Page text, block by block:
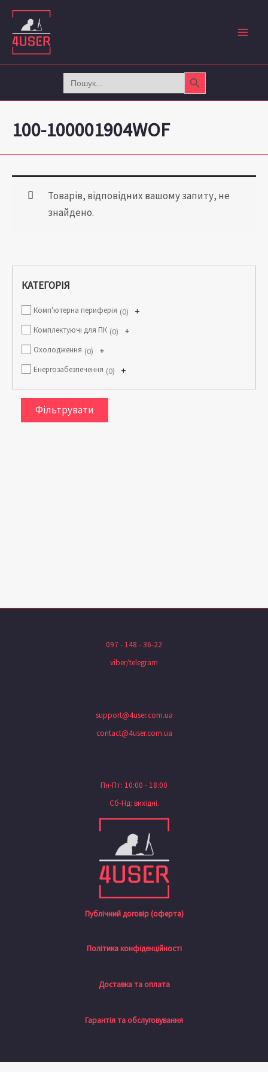
Перейти
вмісту
Search
for:
Search Button
КАТЕГОРІЯ
Комп'ютерна периферія +
0
Комплектуючі для ПК +
0
Охолодження +
0
Енергозабезпечення +
0
Фільтрувати
100-100001904WOF
Товарів, відповідних вашому запиту, не
знайдено.
097 - 148 - 36-22
viber/telegram
support@4user.com.ua
contact@4user.com.ua
Пн-Пт: 10:00 - 18:00
Сб-Нд: вихідні.
Публічний договір (оферта)
Політика конфіденційності
Доставка та оплата
Гарантія та обслуговування